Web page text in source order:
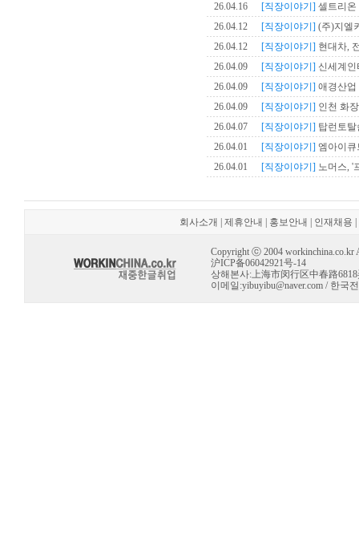
26.04.16
[직장이야기] 셀트리
26.04.12
[직장이야기] (주)지엘
26.04.12
[직장이야기] 현대차,
26.04.09
[직장이야기] 신세계인
26.04.09
[직장이야기] 애경산업
26.04.09
[직장이야기] 인천 화
26.04.07
[직장이야기] 탑런토탈
26.04.01
[직장이야기] 엠아이큐
26.04.01
[직장이야기] 노머스, '
회사소개 제휴안내 홍보안내 인재채용
Copyright ⓒ 2004 workinchina.co.kr
沪ICP备06042921号-14
상해본사:上海市闵行区中春路6818
이메일:yibuyibu@naver.com/ 한국전